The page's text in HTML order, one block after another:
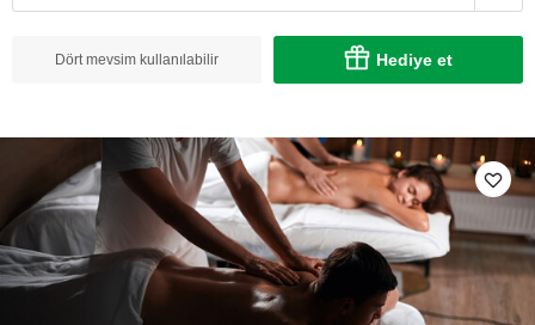
Dört mevsim kullanılabilir Hediye et